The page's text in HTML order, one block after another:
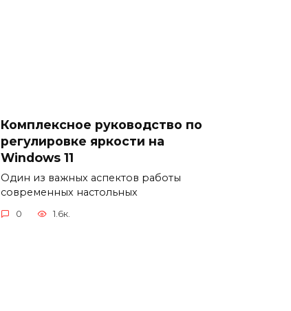
Комплексное руководство по
регулировке яркости на
Windows 11
Один из важных аспектов работы
современных настольных
0 1.6к.